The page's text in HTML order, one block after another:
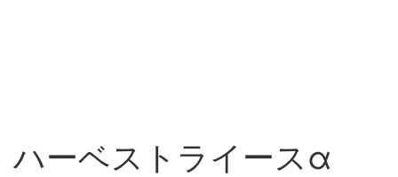
ハーベストライースα